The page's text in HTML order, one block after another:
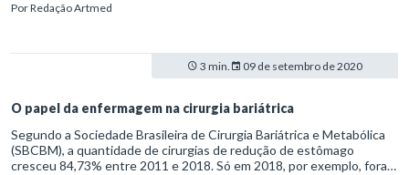
Risco e Proteção para Doenças Crônicas por Inquérito Telefônico
PorRedação Artmed
3 min. 09 de setembro de 2020
O papel da enfermagem na cirurgia bariátrica
Segundo a Sociedade Brasileira de Cirurgia Bariátrica e Metabólica
(SBCBM), a quantidade de cirurgias de redução de estômago
cresceu 84,73% entre 2011 e 2018. Só em 2018, por exemplo, foram